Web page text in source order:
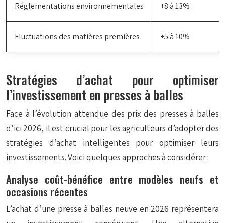
Réglementations environnementales +8 à 13%
Fluctuations des matières premières +5 à 10%
Stratégies d’achat pour optimiser
l’investissement en presses à balles
Face à l’évolution attendue des prix des presses à balles
d’ici 2026, il est crucial pour les agriculteurs d’adopter des
stratégies d’achat intelligentes pour optimiser leurs
investissements. Voici quelques approches à considérer :
Analyse coût-bénéfice entre modèles neufs et
occasions récentes
L’achat d’une presse à balles neuve en 2026 représentera